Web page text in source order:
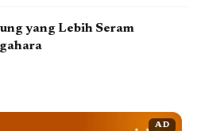
yang Lebih Seram
AD